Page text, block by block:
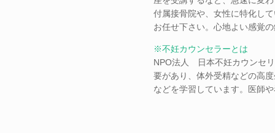
付属接骨院や、女性に特化し
お任せ下さい。心地よい感覚
※不妊カウンセラーとは
NPO法人 日本不妊カウンセ
要があり、体外受精などの高
などを学習しています。医師